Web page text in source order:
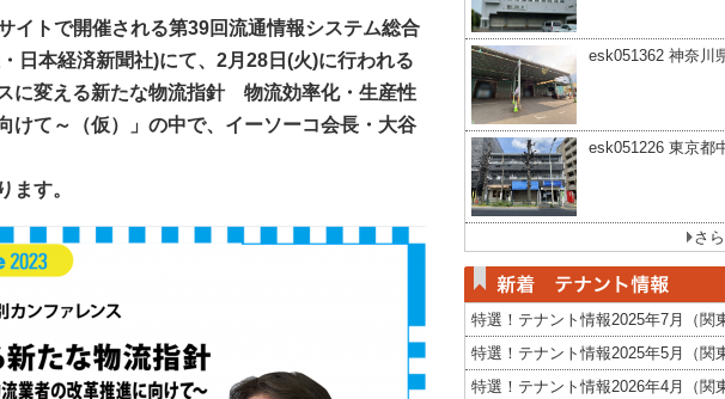
イトで開催される第39回流通情報システム総合
日本経済新聞社)にて、2月28日(火)に行われる
に変える新たな物流指針 物流効率化・生産性
けて～（仮）」の中で、イーソーコ会長・大谷
ます。
esk051362 神奈川
esk051226 東京都
さ
特選！テナント情報2025年7月（関
特選！テナント情報2025年5月（関
特選！テナント情報2026年4月（関